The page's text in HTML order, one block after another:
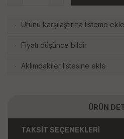
· Ürünü karşılaştırma listeme ekle
· Fiyatı düşünce bildir
· Aklımdakiler listesine ekle
ÜRÜN
TAKSİT SEÇENEKLERİ